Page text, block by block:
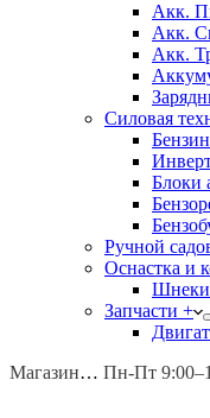
Акк.
Акк.
Акк.
Силовая
Блоки
Ручной
Оснастка и
Шнеки
Запчасти +
Магазины: Калуга ул.
Пн-Пт